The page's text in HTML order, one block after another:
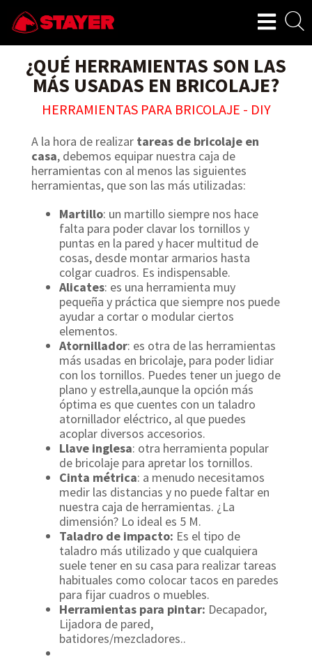
¿QUÉ HERRAMIENTAS SON LAS
MÁS USADAS EN BRICOLAJE?
HERRAMIENTAS PARA BRICOLAJE - DIY
A la hora de realizar tareas de bricolaje en
casa, debemos equipar nuestra caja de
herramientas con al menos las siguientes
herramientas, que son las más utilizadas:
Martillo: un martillo siempre nos hace
falta para poder clavar los tornillos y
puntas en la pared y hacer multitud de
cosas, desde montar armarios hasta
colgar cuadros. Es indispensable.
Alicates: es una herramienta muy
pequeña y práctica que siempre nos puede
ayudar a cortar o modular ciertos
elementos.
Atornillador: es otra de las herramientas
más usadas en bricolaje, para poder lidiar
con los tornillos. Puedes tener un juego de
plano y estrella,aunque la opción más
óptima es que cuentes con un taladro
atornillador eléctrico, al que puedes
acoplar diversos accesorios.
Llave inglesa: otra herramienta popular
de bricolaje para apretar los tornillos.
Cinta métrica: a menudo necesitamos
medir las distancias y no puede faltar en
nuestra caja de herramientas. ¿La
dimensión? Lo ideal es 5 M.
Taladro de impacto: Es el tipo de
taladro más utilizado y que cualquiera
suele tener en su casa para realizar tareas
habituales como colocar tacos en paredes
para fijar cuadros o muebles.
Herramientas para pintar: Decapador,
Lijadora de pared,
batidores/mezcladores..